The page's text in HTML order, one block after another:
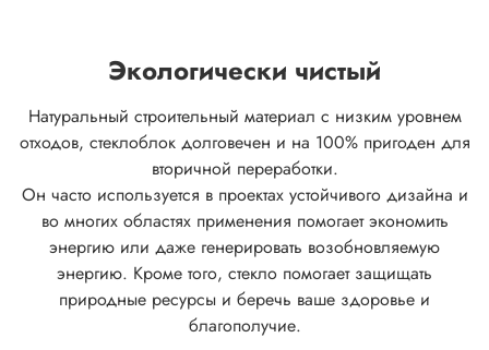
Экологически чистый
Натуральный строительный материал с низким уровнем
отходов, стеклоблок долговечен и на 100% пригоден для
вторичной переработки.
Он часто используется в проектах устойчивого дизайна и
во многих областях применения помогает экономить
энергию или даже генерировать возобновляемую
энергию. Кроме того, стекло помогает защищать
природные ресурсы и беречь ваше здоровье и
благополучие.